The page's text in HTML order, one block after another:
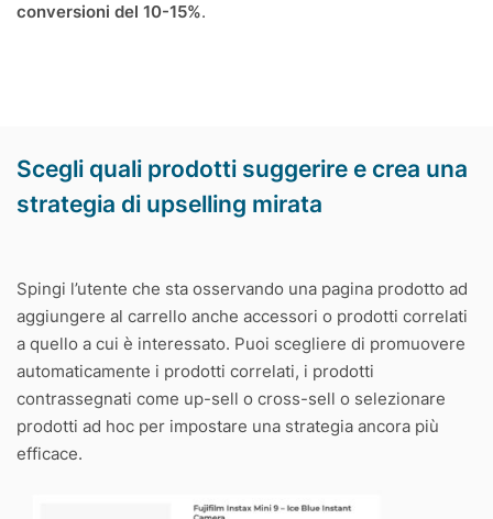
conversioni del 10-15%.
Scegli quali prodotti suggerire e crea una
strategia di upselling mirata
Spingi l’utente che sta osservando una pagina prodotto ad
aggiungere al carrello anche accessori o prodotti correlati
a quello a cui è interessato. Puoi scegliere di promuovere
automaticamente i prodotti correlati, i prodotti
contrassegnati come up-sell o cross-sell o selezionare
prodotti ad hoc per impostare una strategia ancora più
efficace.